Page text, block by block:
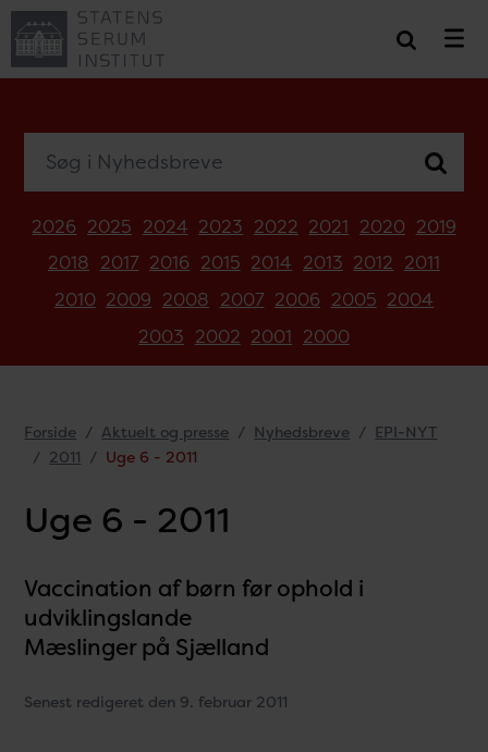
2026 2025 2024 2023 2022 2021 2020 2019
2018 2017 2016 2015 2014 2013 2012 2011
2010 2009 2008 2007 2006 2005 2004
2003 2002 2001 2000
Forside Aktuelt og presse Nyhedsbreve
EPI-NYT
2011
Uge 6 - 2011
Uge 6 - 2011
Vaccination af børn før ophold i
udviklingslande
Mæslinger på Sjælland
Senest redigeret den 9. februar 2011